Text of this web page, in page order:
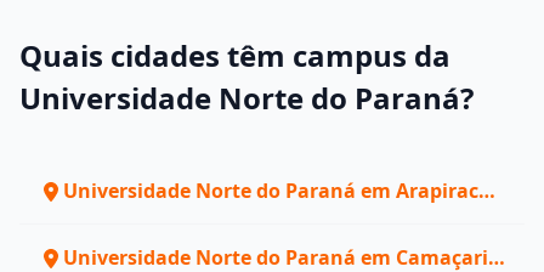
Quais cidades têm campus da
Universidade Norte do Paraná?
Universidade Norte do Paraná em Arapiraca -
Universidade Norte do Paraná em Camaçari -